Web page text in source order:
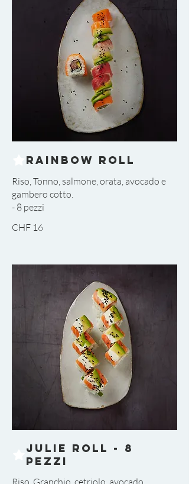
Rainbow Roll
Riso, Tonno, salmone, orata, avocado e
gambero cotto.
CHF 16
Julie Roll - 8
pezzi
Riso, Granchio, cetriolo, avocado,